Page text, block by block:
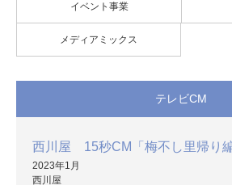
イベント事業
メディアミックス
テレビCM
西川屋 15秒CM「梅不し里帰り編
2023年1月
西川屋